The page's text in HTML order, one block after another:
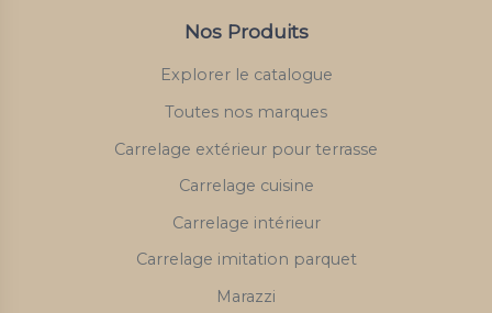
Nos Produits
Explorer le catalogue
Toutes nos marques
Carrelage extérieur pour terrasse
Carrelage cuisine
Carrelage intérieur
Carrelage imitation parquet
Marazzi